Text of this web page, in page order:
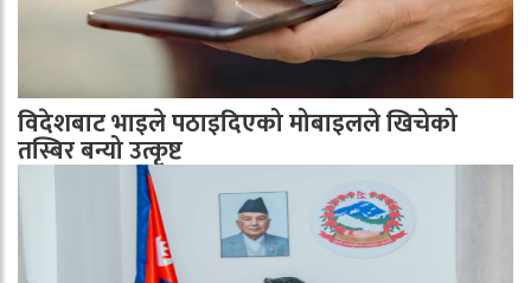
विदेशबाट भाइले पठाइदिएको मोबाइलले खिचेको
तस्बिर बन्यो उत्कृष्ट